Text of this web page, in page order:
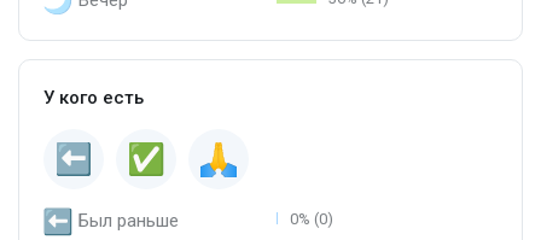
У кого есть
Был раньше 0% (0)